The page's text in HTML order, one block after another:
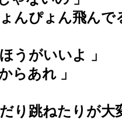
んぴょん飛んで
うがいいよ 」
らあれ 」
り跳ねたりが大